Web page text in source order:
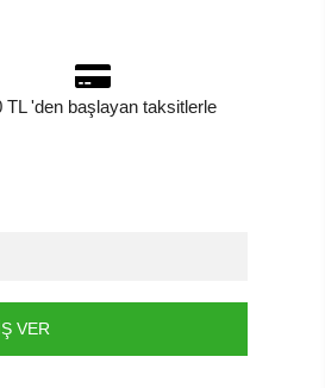
TL 'den başlayan taksitlerle
VER